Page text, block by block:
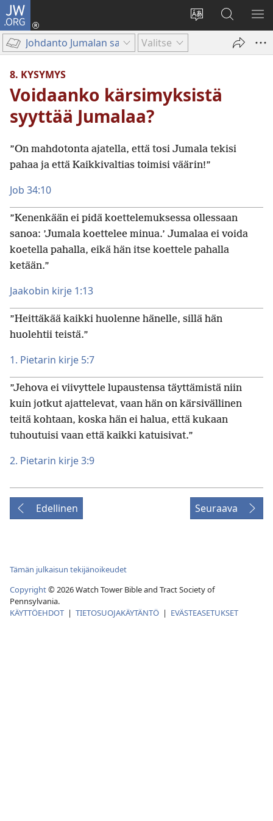
JW.ORG
Vaihda
kieli
Kirjaudu
(avaa
uuden
ikkunan)
Hae
JW.ORG-
sivustolta
Johdanto Jumalan sanaanValitse
8. KYSYMYS
Voidaanko kärsimyksistä
syyttää Jumalaa?
”On mahdotonta ajatella, että tosi Jumala tekisi
pahaa ja että Kaikkivaltias toimisi väärin!”
Job 34:10
”Kenenkään ei pidä koettelemuksessa ollessaan
sanoa: ’Jumala koettelee minua.’ Jumalaa ei voida
koetella pahalla, eikä hän itse koettele pahalla
ketään.”
Jaakobin kirje 1:13
”Heittäkää kaikki huolenne hänelle, sillä hän
huolehtii teistä.”
1. Pietarin kirje 5:7
”Jehova ei viivyttele lupaustensa täyttämistä niin
kuin jotkut ajattelevat, vaan hän on kärsivällinen
teitä kohtaan, koska hän ei halua, että kukaan
tuhoutuisi vaan että kaikki katuisivat.”
2. Pietarin kirje 3:9
Edellinen Seuraava
Tämän julkaisun tekijänoikeudet
Copyright© 2026 Watch Tower Bible and Tract Society of
Pennsylvania.
KÄYTTÖEHDOT | TIETOSUOJAKÄYTÄNTÖ | EVÄSTEASETUKSET